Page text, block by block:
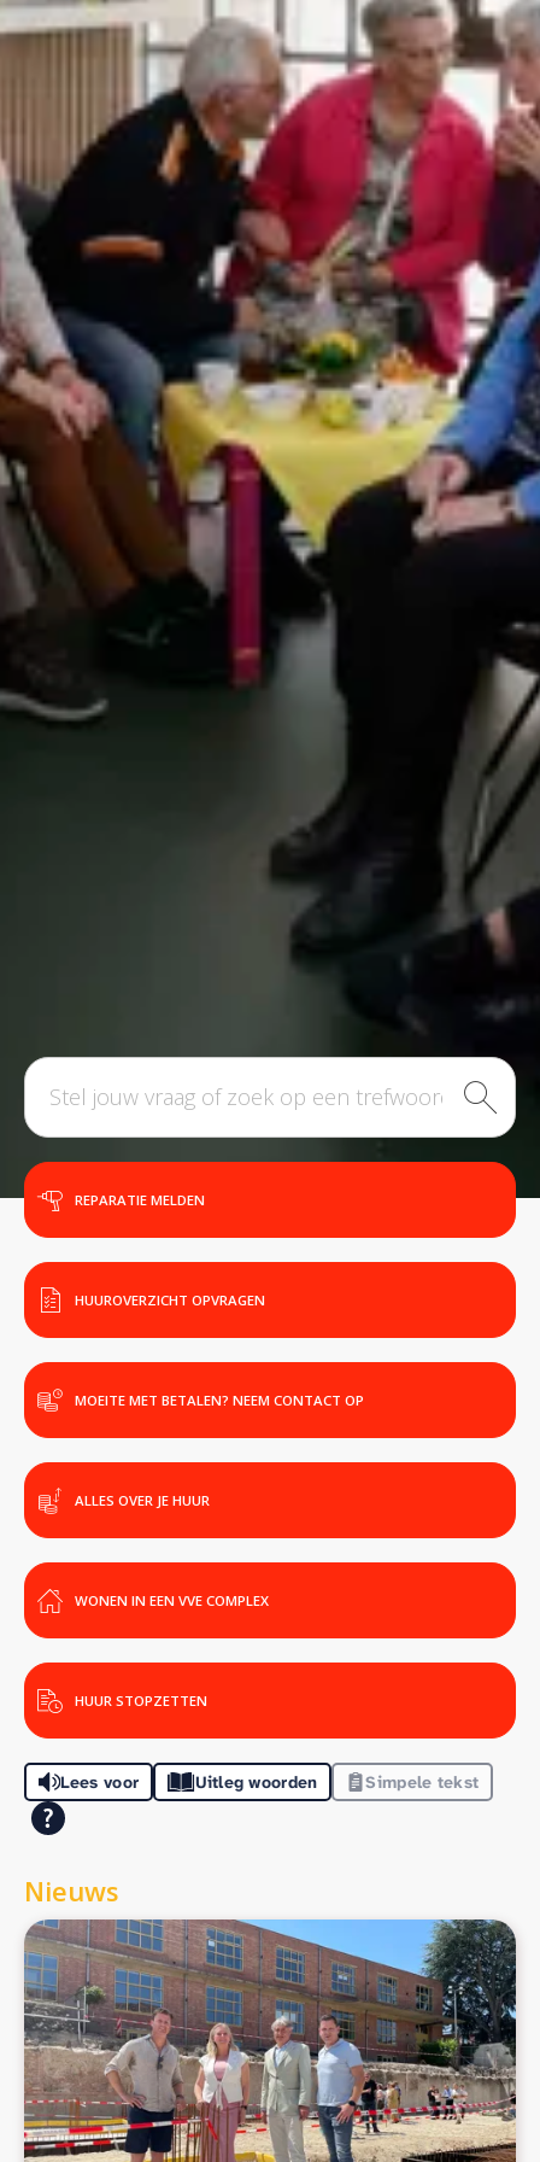
Stel jouw vraag of zoek op een trefwoord
REPARATIE MELDEN
HUUROVERZICHT OPVRAGEN
MOEITE MET BETALEN? NEEM CONTACT OP
ALLES OVER JE HUUR
WONEN IN EEN VVE COMPLEX
HUUR STOPZETTEN
Lees voor Uitleg woorden Simpele tekst
Nieuws